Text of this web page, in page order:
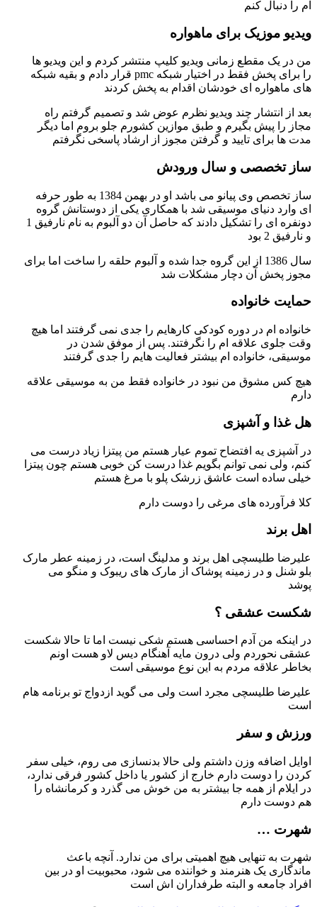
کنم
برای ماهواره
مقطع زمانی ویدیو کلیپ منتشر کردم و این ویدیو ها
را برای پخش فقط در اختیار شبکه pmc قرار دادم و بقیه شبکه
ای خودشان اقدام به پخش کردند
چند ویدیو نظرم عوض شد و تصمیم گرفتم راه
پیش بگیرم و طبق موازین کشورم جلو بروم اما دیگر
تایید و گرفتن مجوز از ارشاد پاسخی نگرفتم
و سال ورودش
ساز تخصص وی پیانو می باشد او در بهمن 1384 به طور حرفه
دنیای موسیقی شد با همکاری یکی از دوستانش گروه
دونفره ای را تشکیل دادند که حاصل آن دو آلبوم به نام نارفیق 1
سال 1386 از این گروه جدا شده و آلبوم حلقه را ساخت اما برای
آن دچار مشکلات شد
ام در دوره کودکی کارهایم را جدی نمی گرفتند اما هیچ
علاقه ام را نگرفتند. پس از موفق شدن در
خانواده ام بیشتر فعالیت هایم را جدی گرفتند
من نبود در خانواده فقط من به موسیقی علاقه
و آشپزی
یه افتضاح تموم عیار هستم من پیتزا زیاد درست می
نمی توانم بگویم غذا درست کن خوبی هستم چون پیتزا
است عاشق زرشک پلو با مرغ هستم
های مرغی را دوست دارم
اهل برند و مدلینگ است، در زمینه عطر مارک
و در زمینه پوشاک از مارک های ریبوک و منگو می
عشقی ؟
من آدم احساسی هستم شکی نیست اما تا حالا شکست
ولی درون مایه آهنگام دیس لاو هست اونم
مردم به این نوع موسیقی است
مجرد است ولی می گوید ازدواج تو برنامه هام
سفر
وزن داشتم ولی حالا بدنسازی می روم، خیلی سفر
دوست دارم خارج از کشور یا داخل کشور فرقی ندارد،
از همه جا بیشتر به من خوش می گذرد و کرمانشاه را
دارم
…
هیچ اهمیتی برای من ندارد. آنچه باعث
یک هنرمند و خواننده می شود، محبوبیت او در بین
و البته طرفداران اش است